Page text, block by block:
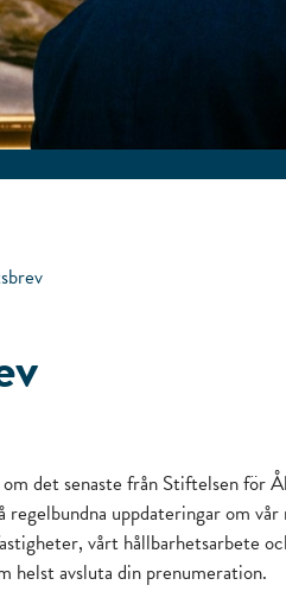
det senaste från Stiftelsen för
uppdateringar om vår
vårt hållbarhetsarbete
helst avsluta din prenumeration.